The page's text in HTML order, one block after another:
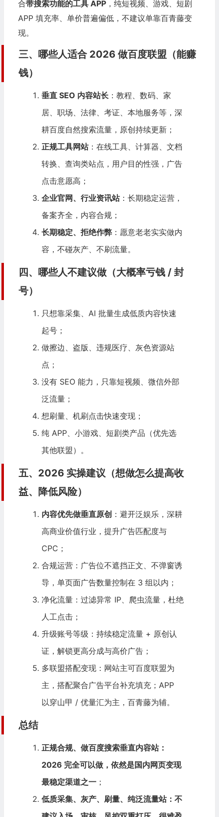
合带搜索功能的工具 APP，纯短视频、游戏、短剧
APP 填充率、单价普遍偏低，不建议单靠百青藤变
现。
三、哪些人适合 2026 做百度联盟（能赚
钱）
垂直 SEO 内容站长：教程、数码、家
居、职场、法律、考证、本地服务等，深
耕百度自然搜索流量，原创持续更新；
正规工具网站：在线工具、计算器、文档
转换、查询类站点，用户目的性强，广告
点击意愿高；
企业官网、行业资讯站：长期稳定运营，
备案齐全，内容合规；
长期稳定、拒绝作弊：愿意老老实实做内
容，不碰灰产、不刷流量。
四、哪些人不建议做（大概率亏钱 / 封
号）
只想靠采集、AI 批量生成低质内容快速
起号；
做擦边、盗版、违规医疗、灰色资源站
点；
没有 SEO 能力，只靠短视频、微信外部
泛流量；
想刷量、机刷点击快速变现；
纯 APP、小游戏、短剧类产品（优先选
其他联盟）。
五、2026 实操建议（想做怎么提高收
益、降低风险）
内容优先做垂直原创 ：避开泛娱乐，深耕
高商业价值行业，提升广告匹配度与
CPC；
合规运营：广告位不遮挡正文、不弹窗诱
导，单页面广告数量控制在 3 组以内；
净化流量：过滤异常 IP、爬虫流量，杜绝
人工点击；
升级账号等级：持续稳定流量 + 原创认
证，解锁更高分成与高价广告；
多联盟搭配变现：网站主可百度联盟为
主，搭配聚合广告平台补充填充；APP
以穿山甲 / 优量汇为主，百青藤为辅。
总结
正规合规、做百度搜索垂直内容站：
2026 完全可以做，依然是国内网页变现
最稳定渠道之一；
低质采集、灰产、刷量、纯泛流量站：不